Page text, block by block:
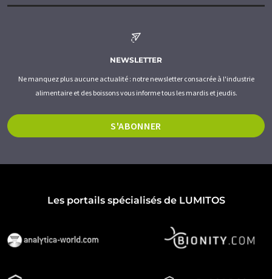
NEWSLETTER
Ne manquez plus aucune actualité : notre newsletter consacrée à l'industrie
alimentaire et des boissons vous informe tous les mardis et jeudis.
S'ABONNER
Les portails spécialisés de LUMITOS